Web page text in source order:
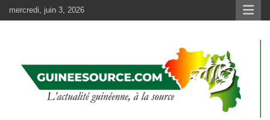
au
mercredi, juin 3, 2026